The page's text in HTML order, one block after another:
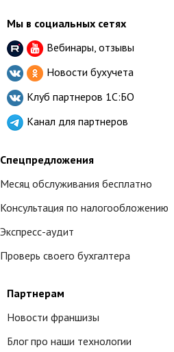
Мы в социальных сетях
Вебинары, отзывы
Новости бухучета
Клуб партнеров 1С:БО
Канал для партнеров
Спецпредложения
Месяц обслуживания бесплатно
Консультация по налогообложению
Экспресс-аудит
Проверь своего бухгалтера
Партнерам
Новости франшизы
Блог про наши технологии